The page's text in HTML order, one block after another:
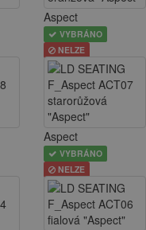
Aspect
VYBRÁNO
NELZE
Aspect
VYBRÁNO
NELZE